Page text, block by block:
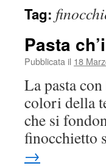
Tag:
Pasta
Pubblicata il 18
La pasta
colori della
che si
finocchietto
→